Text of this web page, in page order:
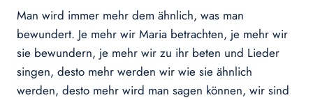
Man wird immer mehr dem ähnlich, was man
bewundert. Je mehr wir Maria betrachten, je mehr wir
sie bewundern, je mehr wir zu ihr beten und Lieder
singen, desto mehr werden wir wie sie ähnlich
werden, desto mehr wird man sagen können, wir sind